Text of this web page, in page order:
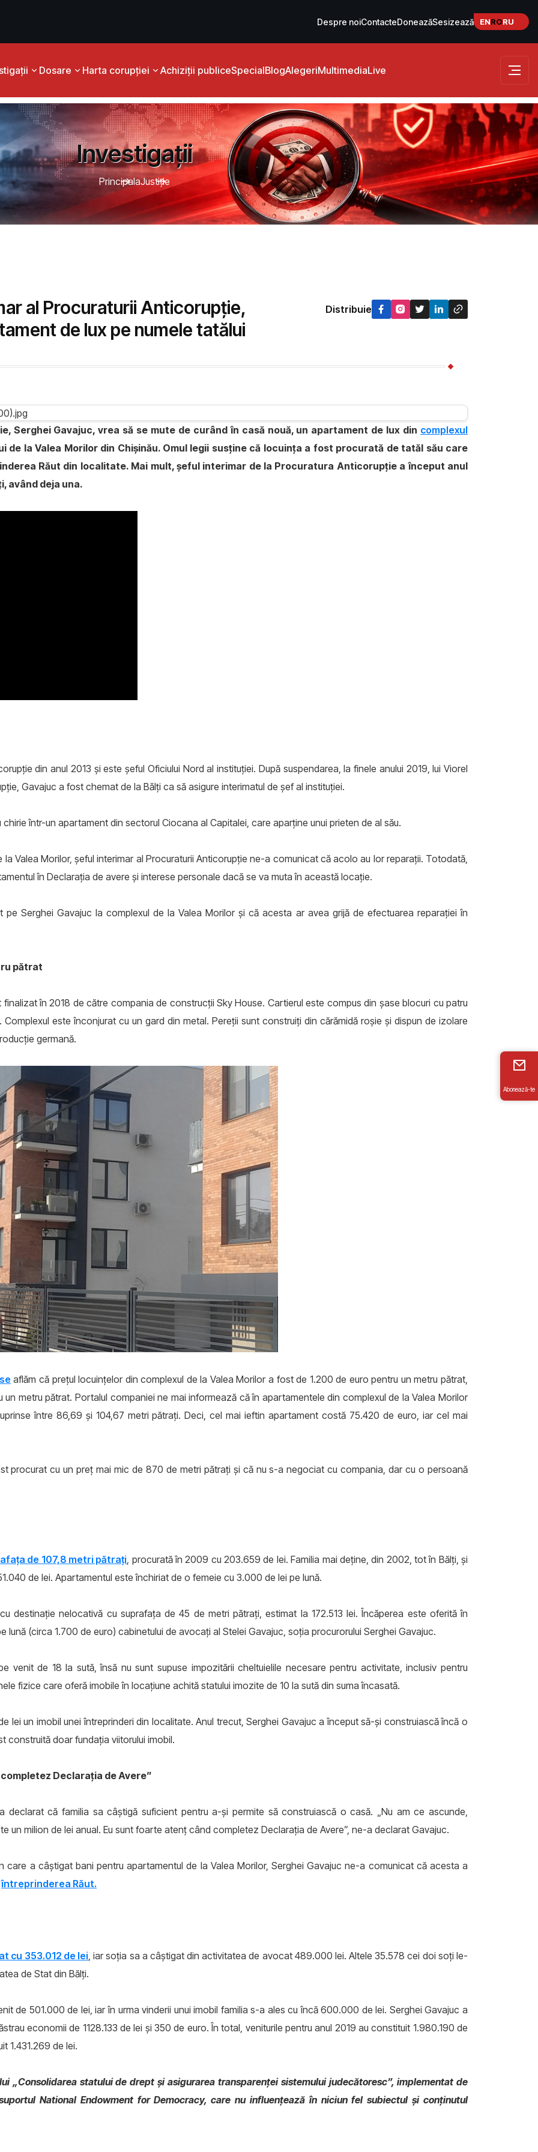
Despre noiContacteDoneazăSesizează ENRORU
Dosare Harta corupției Achiziții publiceSpecialBlogAlegeriMultimediaLive
Investigații
PrincipalaJustiţie
al Procuraturii Anticorupţie,
de lux pe numele tatălui
Distribuie
Serghei Gavajuc, vrea să se mute de curând în casă nouă, un apartament de lux din complexul
de la Valea Morilor din Chișinău. Omul legii susţine că locuinţa a fost procurată de tatăl său care
Răut din localitate. Mai mult, şeful interimar de la Procuratura Anticorupţie a început anul
având deja una.
din anul 2013 şi este şeful Oficiului Nord al instituţiei. După suspendarea, la finele anului 2019, lui Viorel
Gavajuc a fost chemat de la Bălţi ca să asigure interimatul de şef al instituţiei.
chirie într-un apartament din sectorul Ciocana al Capitalei, care aparţine unui prieten de al său.
la Valea Morilor, şeful interimar al Procuraturii Anticorupţie ne-a comunicat că acolo au lor reparaţii. Totodată,
în Declaraţia de avere şi interese personale dacă se va muta în această locație.
pe Serghei Gavajuc la complexul de la Valea Morilor şi că acesta ar avea grijă de efectuarea reparaţiei în
pătrat
finalizat în 2018 de către compania de construcţii Sky House. Cartierul este compus din șase blocuri cu patru
Complexul este înconjurat cu un gard din metal. Pereţii sunt construiţi din cărămidă roşie şi dispun de izolare
germană.
aflăm că preţul locuinţelor din complexul de la Valea Morilor a fost de 1.200 de euro pentru un metru pătrat,
un metru pătrat. Portalul companiei ne mai informează că în apartamentele din complexul de la Valea Morilor
între 86,69 şi 104,67 metri pătraţi. Deci, cel mai ieftin apartament costă 75.420 de euro, iar cel mai
procurat cu un preţ mai mic de 870 de metri pătraţi şi că nu s-a negociat cu compania, dar cu o persoană
de 107,8 metri pătraţi , procurată în 2009 cu 203.659 de lei. Familia mai deţine, din 2002, tot în Bălţi, şi
de lei. Apartamentul este închiriat de o femeie cu 3.000 de lei pe lună.
destinaţie nelocativă cu suprafaţa de 45 de metri pătraţi, estimat la 172.513 lei. Încăperea este oferită în
lună (circa 1.700 de euro) cabinetului de avocaţi al Stelei Gavajuc, soţia procurorului Serghei Gavajuc.
venit de 18 la sută, însă nu sunt supuse impozitării cheltuielile necesare pentru activitate, inclusiv pentru
fizice care oferă imobile în locaţiune achită statului imozite de 10 la sută din suma încasată.
lei un imobil unei întreprinderi din localitate. Anul trecut, Serghei Gavajuc a început să-şi construiască încă o
construită doar fundaţia viitorului imobil.
Declaraţia de Avere”
declarat că familia sa câştigă suficient pentru a-şi permite să construiască o casă. „Nu am ce ascunde,
un milion de lei anual. Eu sunt foarte atenţ când completez Declaraţia de Avere”, ne-a declarat Gavajuc.
care a câştigat bani pentru apartamentul de la Valea Morilor, Serghei Gavajuc ne-a comunicat că acesta a
întreprinderea Răut.
cu 353.012 de lei, iar soţia sa a câştigat din activitatea de avocat 489.000 lei. Altele 35.578 cei doi soţi le-
de Stat din Bălţi.
de 501.000 de lei, iar în urma vinderii unui imobil familia s-a ales cu încă 600.000 de lei. Serghei Gavajuc a
economii de 1128.133 de lei şi 350 de euro. În total, veniturile pentru anul 2019 au constituit 1.980.190 de
1.431.269 de lei.
„Consolidarea statului de drept şi asigurarea transparenţei sistemului judecătoresc”, implementat de
National Endowment for Democracy, care nu influenţează în niciun fel subiectul şi conţinutul
Abonează-te